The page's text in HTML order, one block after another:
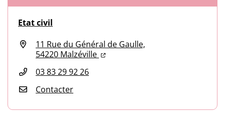
Etat civil
11 Rue du Général de Gaulle,
54220 Malzéville (ouverture dans un nouvel
(ouverture dans un nouvel
03 83 29 92 26
Contacter